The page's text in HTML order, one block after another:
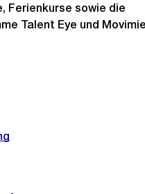
Ferienkurse sowie die
Talent Eye und